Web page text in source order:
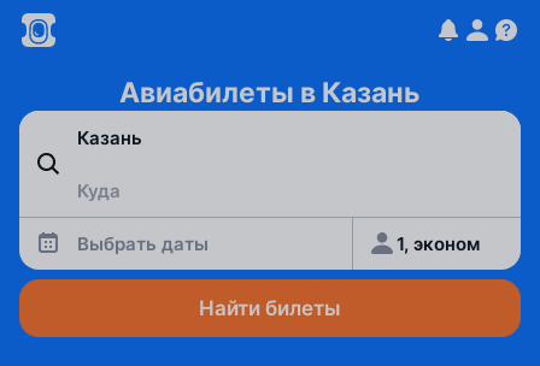
Авиабилеты в Казань
Выбрать даты 1, эконом
Найти билеты